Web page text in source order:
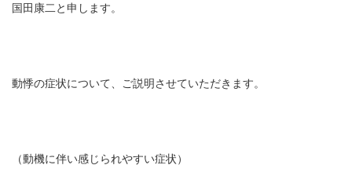
国田康二と申します。
動悸の症状について、ご説明させていただきます。
（動機に伴い感じられやすい症状）